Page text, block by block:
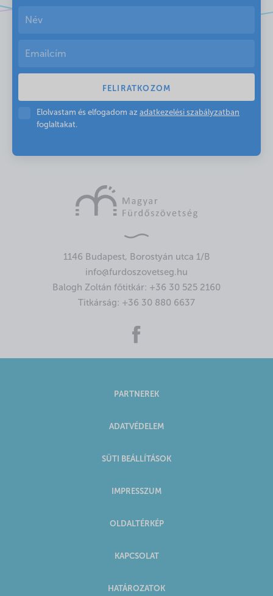
Elolvastam és elfogadom az adatkezelési szabályzatban
foglaltakat.
1146 Budapest, Borostyán utca 1/B
info@furdoszovetseg.hu
Balogh Zoltán főtitkár: +36 30 525 2160
Titkárság: +36 30 880 6637
PARTNEREK
ADATVÉDELEM
SÜTI BEÁLLÍTÁSOK
IMPRESSZUM
OLDALTÉRKÉP
KAPCSOLAT
HATÁROZATOK